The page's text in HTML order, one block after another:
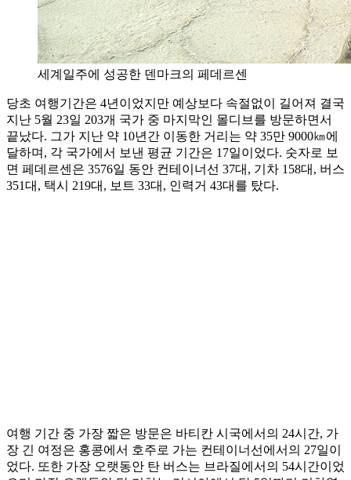
세계일주에 성공한 덴마크의 페데르센
당초 여행기간은 4년이었지만 예상보다 속절없이 길어져 결국
지난 5월 23일 203개 국가 중 마지막인 몰디브를 방문하면서
끝났다. 그가 지난 약 10년간 이동한 거리는 약 35만 9000㎞에
달하며, 각 국가에서 보낸 평균 기간은 17일이었다. 숫자로 보
면 페데르센은 3576일 동안 컨테이너선 37대, 기차 158대, 버스
351대, 택시 219대, 보트 33대, 인력거 43대를 탔다.
여행 기간 중 가장 짧은 방문은 바티칸 시국에서의 24시간, 가
장 긴 여정은 홍콩에서 호주로 가는 컨테이너선에서의 27일이
었다. 또한 가장 오랫동안 탄 버스는 브라질에서의 54시간이었